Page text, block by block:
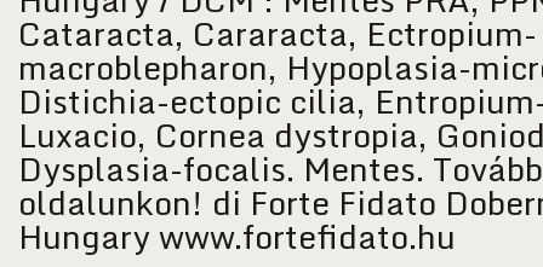
Cataracta, Cararacta, Ectropium-
macroblepharon, Hypoplasia-
Distichia-ectopic cilia,
Luxacio, Cornea dystropia,
Dysplasia-focalis. Mentes.
oldalunkon! di Forte Fidato
Hungary www.fortefidato.hu